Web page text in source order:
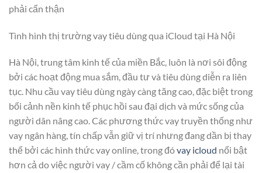
phải cẩn thận
Tình hình thị trường vay tiêu dùng qua iCloud tại Hà Nội
Hà Nội, trung tâm kinh tế của miền Bắc, luôn là nơi sôi động
bởi các hoạt động mua sắm, đầu tư và tiêu dùng diễn ra liên
tục. Nhu cầu vay tiêu dùng ngày càng tăng cao, đặc biệt trong
bối cảnh nền kinh tế phục hồi sau đại dịch và mức sống của
người dân nâng cao. Các phương thức vay truyền thống như
vay ngân hàng, tín chấp vẫn giữ vị trí nhưng đang dần bị thay
thế bởi các hình thức vay online, trong đóvay icloud nổi bật
hơn cả do việc người vay / cầm cố không cần phải để lại tài